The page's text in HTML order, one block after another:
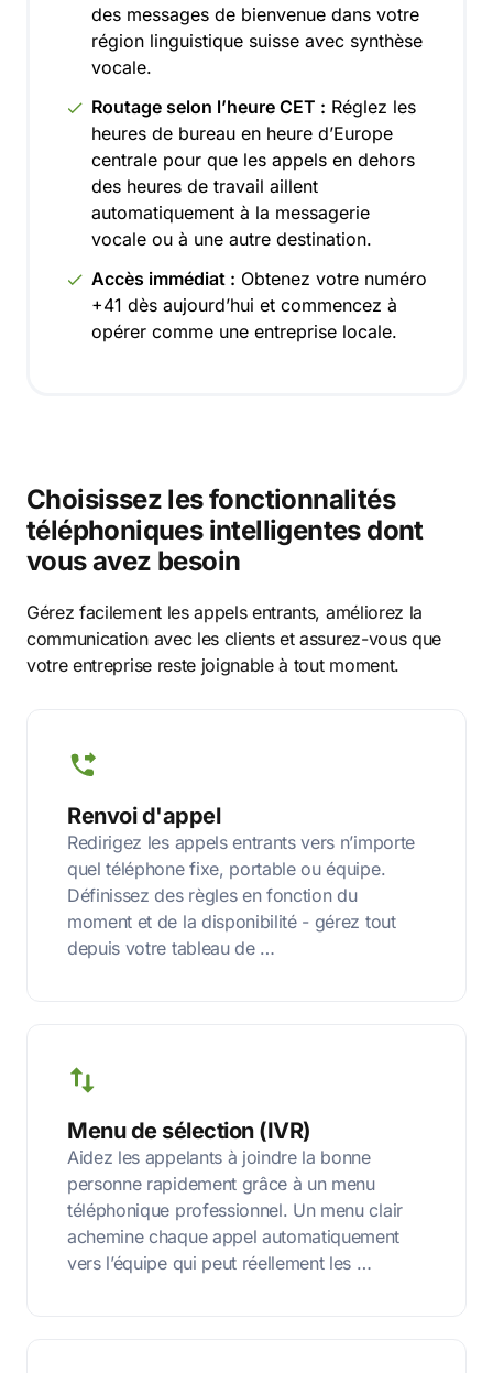
des messages de bienvenue dans votre
région linguistique suisse avec synthèse
vocale.
Routage selon l’heure CET : Réglez les
heures de bureau en heure d’Europe
centrale pour que les appels en dehors
des heures de travail aillent
automatiquement à la messagerie
vocale ou à une autre destination.
Accès immédiat : Obtenez votre numéro
+41 dès aujourd’hui et commencez à
opérer comme une entreprise locale.
Choisissez les fonctionnalités
téléphoniques intelligentes dont
vous avez besoin
Gérez facilement les appels entrants, améliorez la
communication avec les clients et assurez-vous que
votre entreprise reste joignable à tout moment.
Renvoi d'appel
Redirigez les appels entrants vers n’importe
quel téléphone fixe, portable ou équipe.
Définissez des règles en fonction du
moment et de la disponibilité - gérez tout
depuis votre tableau de …
Menu de sélection (IVR)
Aidez les appelants à joindre la bonne
personne rapidement grâce à un menu
téléphonique professionnel. Un menu clair
achemine chaque appel automatiquement
vers l’équipe qui peut réellement les …